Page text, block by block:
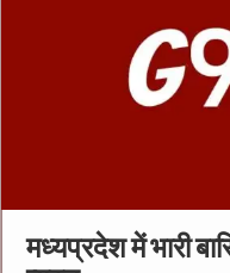
मध्यप्रदेश में भारी